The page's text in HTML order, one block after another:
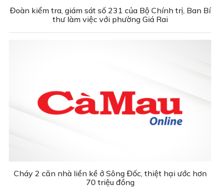
Đoàn kiểm tra, giám sát số 231 của Bộ Chính trị, Ban Bí
thư làm việc với phường Giá Rai
Cháy 2 căn nhà liền kề ở Sông Đốc, thiệt hại ước hơn
70 triệu đồng